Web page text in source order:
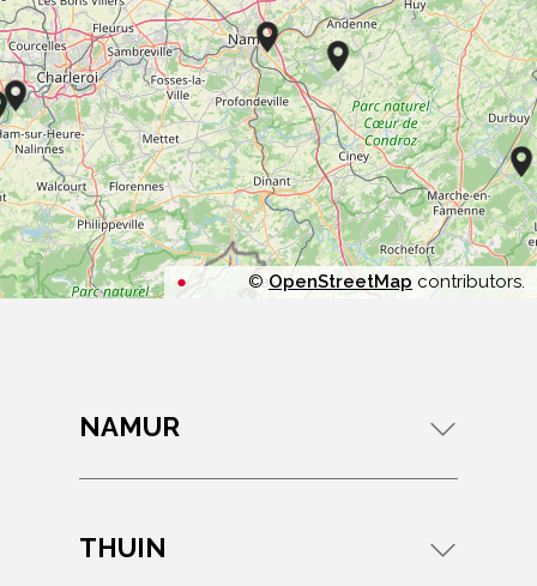
©OpenStreetMap contributors.
NAMUR
THUIN